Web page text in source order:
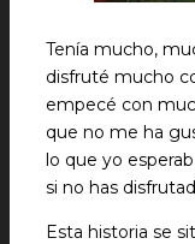
Tenía mucho,
disfruté mucho
empecé con
que no me ha
lo que yo
si no has
Esta historia se